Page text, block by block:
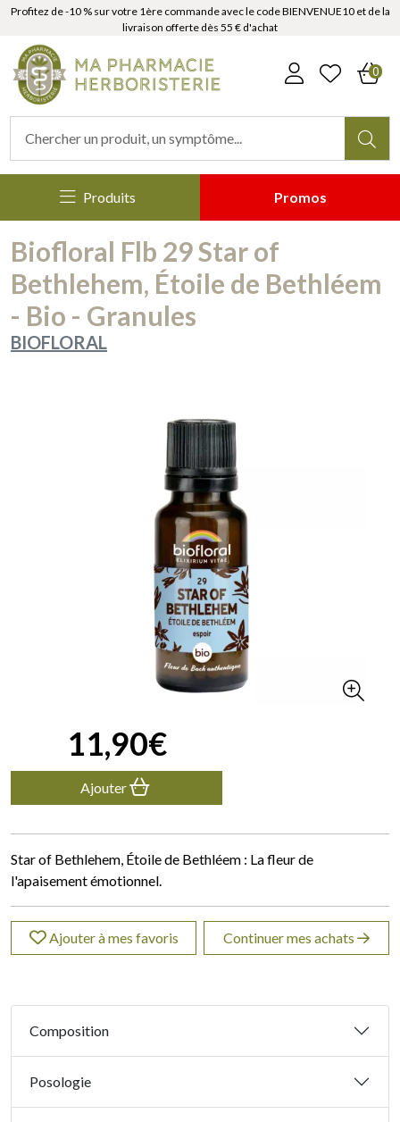
Profitez de -10 % sur votre 1ère commande avec le code BIENVENUE10 et de la
livraison offerte dès 55 € d'achat
0
Produits Promos
Biofloral Flb 29 Star of
Bethlehem, Étoile de Bethléem
- Bio - Granules
BIOFLORAL
11,90€
Ajouter
Star of Bethlehem, Étoile de Bethléem : La fleur de
l'apaisement émotionnel.
Ajouter à mes favoris Continuer mes achats
Composition
Posologie